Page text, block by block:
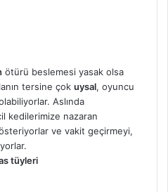
ötürü beslemesi yasak olsa
tersine çok uysal, oyuncu
Aslında
kedilerimize nazaran
ve vakit geçirmeyi,
tüyleri